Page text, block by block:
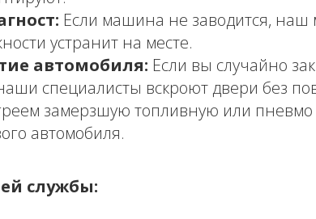
Если машина не заводится, наш
устранит на месте.
автомобиля: Если вы случайно
специалисты вскроют двери без
замерзшую топливную или пневмо
автомобиля.
службы: